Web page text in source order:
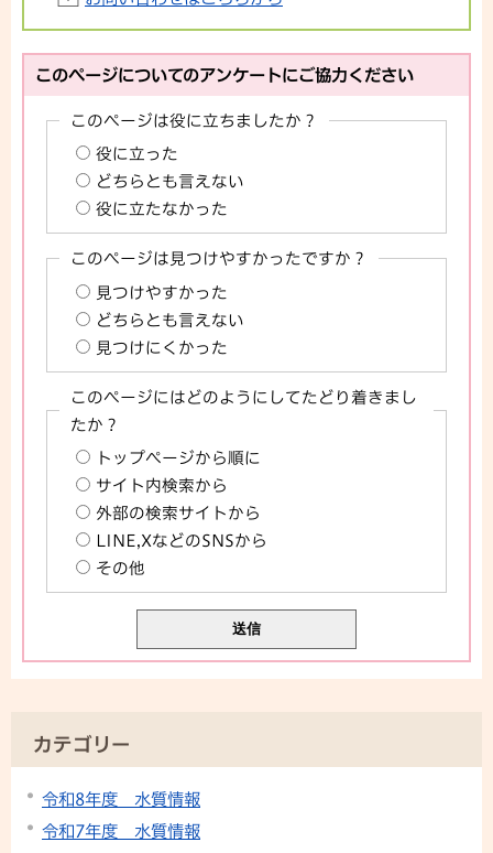
このページについてのアンケートにご協力ください
このページは役に立ちましたか？
役に立った
どちらとも言えない
役に立たなかった
このページは見つけやすかったですか？
見つけやすかった
どちらとも言えない
見つけにくかった
このページにはどのようにしてたどり着きまし
たか？
トップページから順に
サイト内検索から
外部の検索サイトから
LINE,XなどのSNSから
その他
カテゴリー
令和8年度 水質情報
令和7年度 水質情報